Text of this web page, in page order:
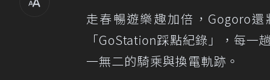
走春暢遊樂趣加倍，Gogoro
「GoStation踩點紀錄」，每一趟
一無二的騎乘與換電軌跡。